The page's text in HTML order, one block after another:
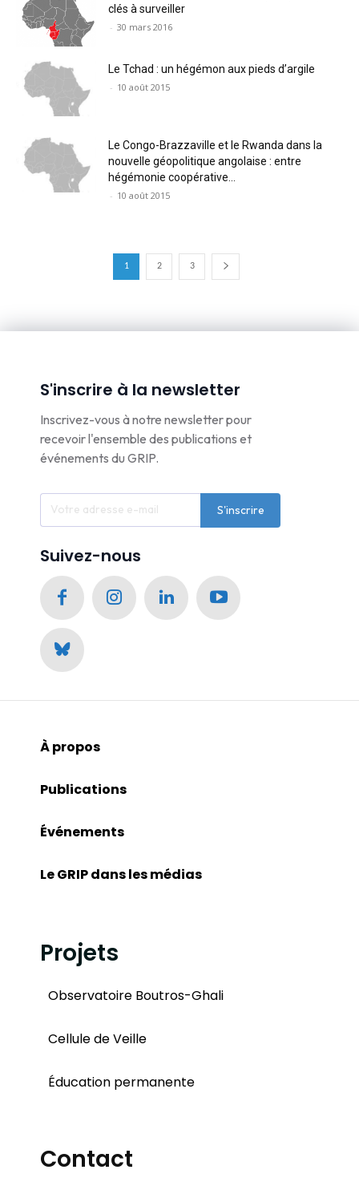
clés à surveiller
- 30 mars 2016
Le Tchad : un hégémon aux pieds d’argile
- 10 août 2015
Le Congo-Brazzaville et le Rwanda dans la
nouvelle géopolitique angolaise : entre
hégémonie coopérative...
- 10 août 2015
1 2 3
S'inscrire à la newsletter
Inscrivez-vous à notre newsletter pour
recevoir l'ensemble des publications et
événements du GRIP.
S'inscrire
Suivez-nous
À propos
Publications
Événements
Le GRIP dans les médias
Projets
Observatoire Boutros-Ghali
Cellule de Veille
Éducation permanente
Contact